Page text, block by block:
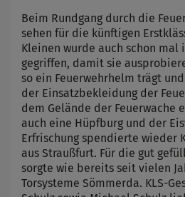
Beim Rundgang durch die
sehen für die künftigen
Kleinen wurde auch schon mal
gegriffen, damit sie
so ein Feuerwehrhelm trägt
der Einsatzbekleidung der
dem Gelände der Feuerwache
auch eine Hüpfburg und der
Erfrischung spendierte wieder
aus Straußfurt. Für die gut
sorgte wie bereits seit vielen
Torsysteme Sömmerda. KLS-